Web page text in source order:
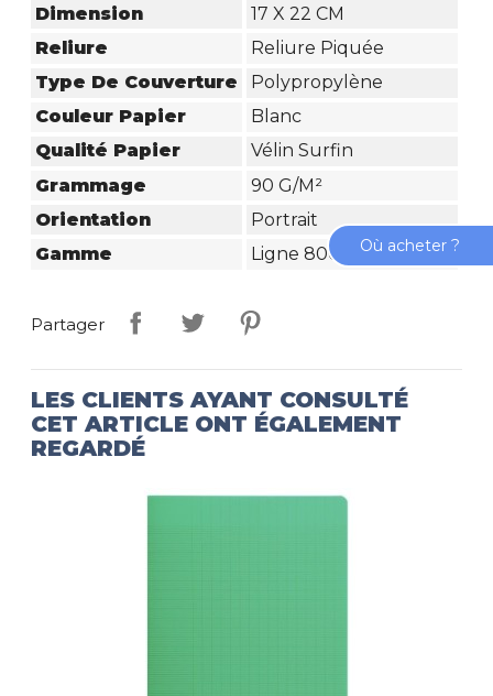
Dimension
17 X 22 CM
Reliure
Reliure Piquée
Type De Couverture
Polypropylène
Couleur Papier
Blanc
Qualité Papier
Vélin Surfin
Grammage
90 G/m²
Orientation
Portrait
Gamme
Ligne 8000 Polypro
Partager
LES CLIENTS AYANT CONSULTÉ
CET ARTICLE ONT ÉGALEMENT
REGARDÉ
Où acheter ?